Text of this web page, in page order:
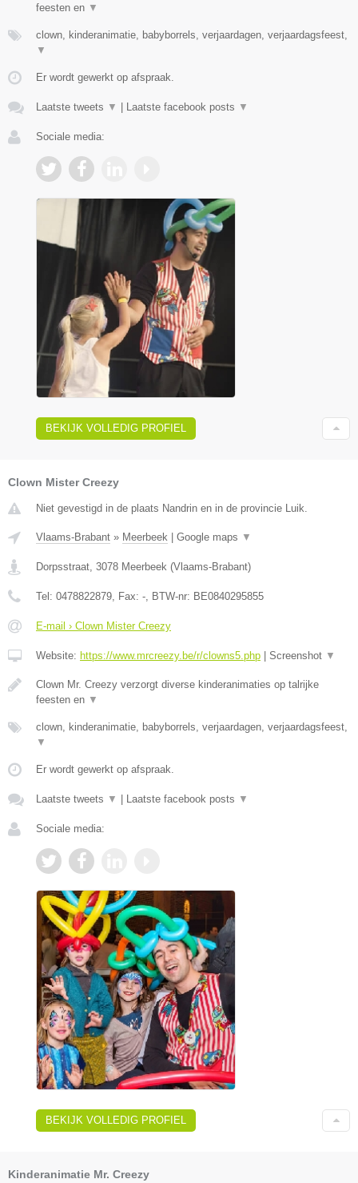
feesten en ▼
clown, kinderanimatie, babyborrels, verjaardagen, verjaardagsfeest,
▼
Er wordt gewerkt op afspraak.
Laatste tweets ▼ Laatste facebook posts ▼
Sociale media:
BEKIJK VOLLEDIG PROFIEL
Clown Mister Creezy
Niet gevestigd in de plaats Nandrin en in de provincie Luik.
Vlaams-Brabant » Meerbeek Google maps ▼
Dorpsstraat, 3078 Meerbeek (Vlaams-Brabant)
Tel: 0478822879, Fax: -, BTW-nr: BE0840295855
E-mail › Clown Mister Creezy
Website: https://www.mrcreezy.be/r/clowns5.php Screenshot ▼
Clown Mr. Creezy verzorgt diverse kinderanimaties op talrijke
feesten en ▼
clown, kinderanimatie, babyborrels, verjaardagen, verjaardagsfeest,
▼
Er wordt gewerkt op afspraak.
Laatste tweets ▼ Laatste facebook posts ▼
Sociale media:
BEKIJK VOLLEDIG PROFIEL
Kinderanimatie Mr. Creezy